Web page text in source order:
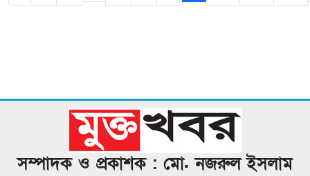
সম্পাদক ও প্রকাশক : মো. নজরুল ইসলাম